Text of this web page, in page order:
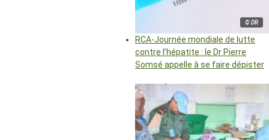
© DR
RCA-Journée mondiale de lutte
contre l’hépatite : le Dr Pierre
Somsé appelle à se faire dépister